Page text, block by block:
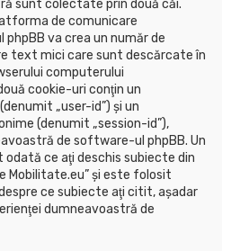
sunt colectate prin două căi.
de comunicare
va crea un număr de
text mici care sunt descărcate în
computerului
cookie-uri conţin un
„user-id”) şi un
(denumit „session-id”),
de software-ul phpBB. Un
ce aţi deschis subiecte din
Mobilitate.eu” şi este folosit
ce subiecte aţi citit, aşadar
dumneavoastră de